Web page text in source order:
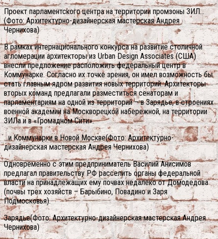
Проект парламентского центра на территории промзоны ЗИЛ…
(Фото: Архитектурно-дизайнерская мастерская Андрея
Чернихова)
В рамках интернационального конкурса на развитие столичной
агломерации архитекторы из Urban Design Associates (США)
внесли предложение расположить федеральный центр в
Коммунарке. Согласно их точке зрения, он имел возможность бы
стать главным ядром развития новых территорий. Архитекторы
вторых команд предлагали разместиться сенаторам и
парламентариям на одной из территорий – в Зарядье, в строениях
военной академии на Москворецкой набережной, на территории
ЗИЛа и в «Громадном Сити».
…и Коммунарки в Новой Москве(Фото: Архитектурно-
дизайнерская мастерская Андрея Чернихова)
Одновременно с этим предприниматель Василий Анисимов
предлагал правительству РФ расселить органы федеральной
власти на принадлежащих ему почвах недалеко от Домодедова
(почвы трех хозяйств – Барыбино, Повадино и Заря
Подмосковья).
Зарядье(Фото: Архитектурно-дизайнерская мастерская Андрея
Чернихова)